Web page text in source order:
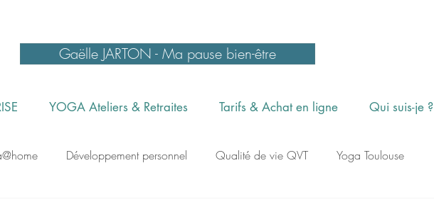
Gaëlle JARTON - Ma pause bien-être
YOGA Ateliers & Retraites Tarifs & Achat en ligne Qui suis-je ?
Développement personnel Qualité de vie QVT Yoga Toulouse